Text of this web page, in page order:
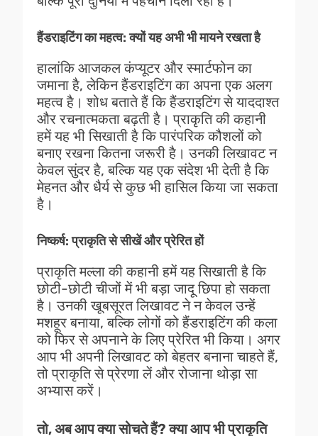
हैंडराइटिंग का महत्व: क्यों यह अभी भी मायने रखता है
हालांकि आजकल कंप्यूटर और स्मार्टफोन का
जमाना है, लेकिन हैंडराइटिंग का अपना एक अलग
महत्व है। शोध बताते हैं कि हैंडराइटिंग से याददाश्त
और रचनात्मकता बढ़ती है। प्राकृति की कहानी
हमें यह भी सिखाती है कि पारंपरिक कौशलों को
बनाए रखना कितना जरूरी है। उनकी लिखावट न
केवल सुंदर है, बल्कि यह एक संदेश भी देती है कि
मेहनत और धैर्य से कुछ भी हासिल किया जा सकता
है।
निष्कर्ष: प्राकृति से सीखें और प्रेरित हों
प्राकृति मल्ला की कहानी हमें यह सिखाती है कि
छोटी-छोटी चीजों में भी बड़ा जादू छिपा हो सकता
है। उनकी खूबसूरत लिखावट ने न केवल उन्हें
मशहूर बनाया, बल्कि लोगों को हैंडराइटिंग की कला
को फिर से अपनाने के लिए प्रेरित भी किया। अगर
आप भी अपनी लिखावट को बेहतर बनाना चाहते हैं,
तो प्राकृति से प्रेरणा लें और रोजाना थोड़ा सा
अभ्यास करें।
तो, अब आप क्या सोचते हैं? क्या आप भी प्राकृति